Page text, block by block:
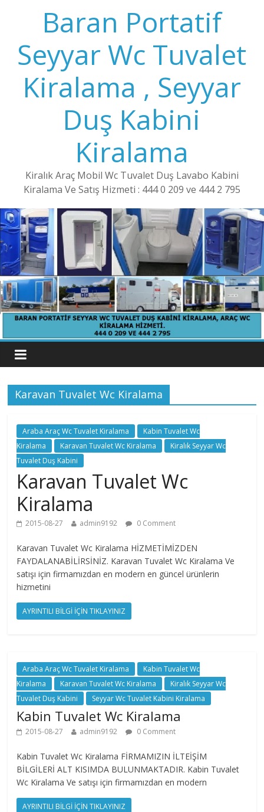
Baran Portatif
Seyyar Wc Tuvalet
Kiralama , Seyyar
Duş Kabini
Kiralama
Kiralık Araç Mobil Wc Tuvalet Duş Lavabo Kabini
Kiralama Ve Satış Hizmeti : 444 0 209 ve 444 2 795
Karavan Tuvalet Wc Kiralama
Araba Araç Wc Tuvalet Kiralama
Kabin Tuvalet Wc
Kiralama
Karavan Tuvalet Wc Kiralama
Kiralık Seyyar Wc
Tuvalet Duş Kabini
Karavan Tuvalet Wc
Kiralama
2015-08-27 admin9192 0 Comment
Karavan Tuvalet Wc Kiralama HİZMETİMİZDEN
FAYDALANABİLİRSİNİZ. Karavan Tuvalet Wc Kiralama Ve
satışı için firmamızdan en modern en güncel ürünlerin
hizmetini
AYRINTILI BİLGİ İÇİN TIKLAYINIZ
Araba Araç Wc Tuvalet Kiralama
Kabin Tuvalet Wc
Kiralama
Karavan Tuvalet Wc Kiralama
Kiralık Seyyar Wc
Tuvalet Duş Kabini
Seyyar Wc Tuvalet Kabini Kiralama
Kabin Tuvalet Wc Kiralama
2015-08-27 admin9192 0 Comment
Kabin Tuvalet Wc Kiralama FİRMAMIZIN İLTEİŞİM
BİLGİLERİ ALT KISIMDA BULUNMAKTADIR. Kabin Tuvalet
Wc Kiralama Ve satışı için firmamızdan en modern
AYRINTILI BİLGİ İÇİN TIKLAYINIZ